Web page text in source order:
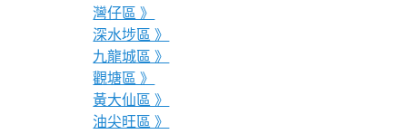
灣仔區 》
深水埗區 》
九龍城區 》
觀塘區 》
黃大仙區 》
油尖旺區 》